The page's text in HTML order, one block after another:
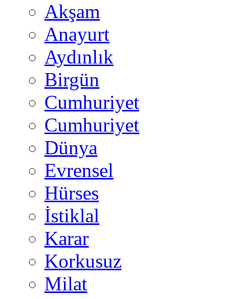
Akşam
Anayurt
Aydınlık
Birgün
Cumhuriyet
Cumhuriyet
Dünya
Evrensel
Hürses
İstiklal
Karar
Korkusuz
Milat